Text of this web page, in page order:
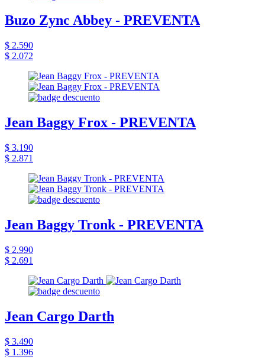
Buzo Zync Abbey - PREVENTA
$ 2.590
$ 2.072
Jean Baggy Frox - PREVENTA
$ 3.190
$ 2.871
Jean Baggy Tronk - PREVENTA
$ 2.990
$ 2.691
Jean Cargo Darth
$ 3.490
$ 1.396